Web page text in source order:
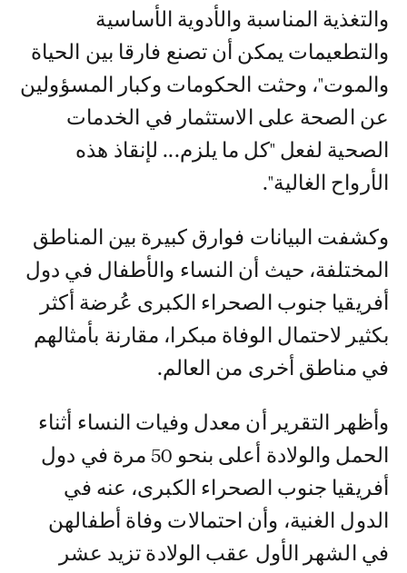
والتغذية المناسبة والأدوية الأساسية
والتطعيمات يمكن أن تصنع فارقا بين الحياة
والموت"، وحثت الحكومات وكبار المسؤولين
عن الصحة على الاستثمار في الخدمات
الصحية لفعل "كل ما يلزم... لإنقاذ هذه
الأرواح الغالية".
وكشفت البيانات فوارق كبيرة بين المناطق
المختلفة، حيث أن النساء والأطفال في دول
أفريقيا جنوب الصحراء الكبرى عُرضة أكثر
بكثير لاحتمال الوفاة مبكرا، مقارنة بأمثالهم
في مناطق أخرى من العالم.
وأظهر التقرير أن معدل وفيات النساء أثناء
الحمل والولادة أعلى بنحو 50 مرة في دول
أفريقيا جنوب الصحراء الكبرى، عنه في
الدول الغنية، وأن احتمالات وفاة أطفالهن
في الشهر الأول عقب الولادة تزيد عشر